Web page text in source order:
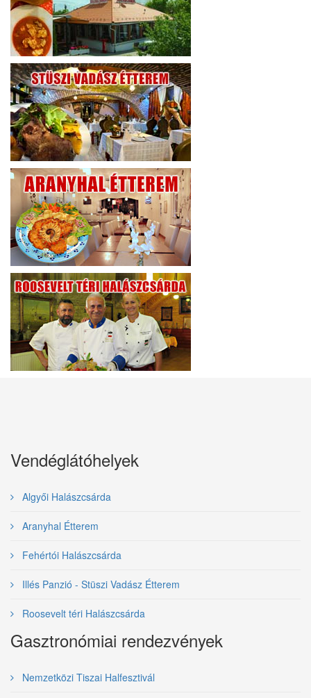
Vendéglátóhelyek
Algyői Halászcsárda
Aranyhal Étterem
Fehértói Halászcsárda
Illés Panzió - Stüszi Vadász Étterem
Roosevelt téri Halászcsárda
Gasztronómiai rendezvények
Nemzetközi Tiszai Halfesztivál